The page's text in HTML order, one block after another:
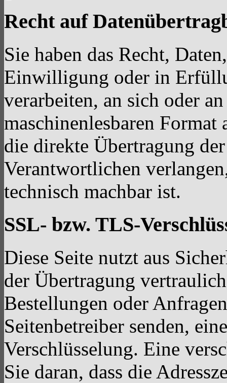
Recht auf
Sie haben das Recht,
Einwilligung oder in
verarbeiten, an sich oder
maschinenlesbaren Format
die direkte Übertragung
Verantwortlichen
technisch machbar ist.
SSL- bzw. TLS-
Diese Seite nutzt aus
der Übertragung
Bestellungen oder
Seitenbetreiber senden,
Verschlüsselung. Eine
Sie daran, dass die